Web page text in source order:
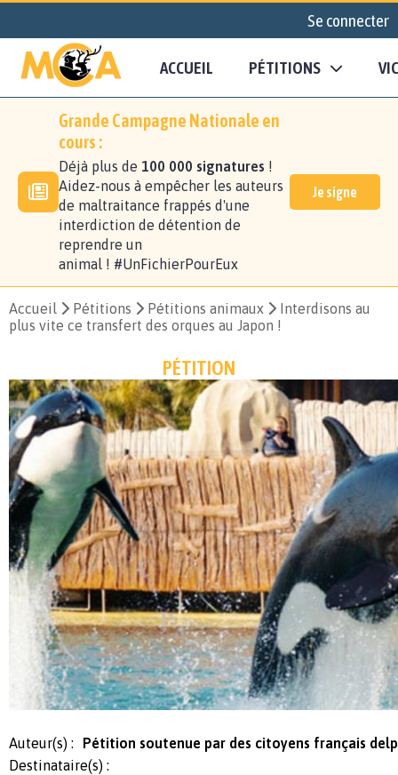
Se connecter
ACCUEIL PÉTITIONS
Grande Campagne Nationale en
cours :
Déjà plus de 100 000 signatures !
Aidez-nous à empêcher les auteurs
de maltraitance frappés d'une
interdiction de détention de
reprendre un
animal ! #UnFichierPourEux
Je signe
Accueil Pétitions Pétitions animaux
Interdisons au
plus vite ce transfert des orques au Japon !
PÉTITION
Auteur(s) :
Pétition soutenue par des citoyens français
Destinataire(s) :